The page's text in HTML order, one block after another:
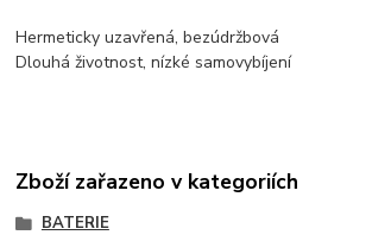
Hermeticky uzavřená, bezúdržbová
Dlouhá životnost, nízké samovybíjení
Zboží zařazeno v kategoriích
BATERIE